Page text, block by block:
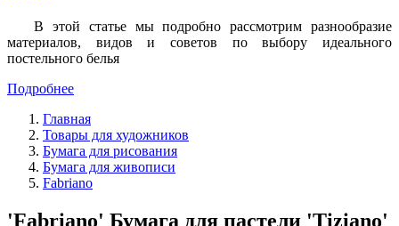
В этой статье мы подробно рассмотрим разнообразие
материалов, видов и советов по выбору идеального
постельного белья
Подробнее
Главная
Товары для художников
Бумага для рисования
Бумага для живописи
Fabriano
'Fabriano' Бумага для пастели 'Tiziano'